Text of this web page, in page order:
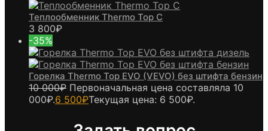
Теплообменник Thermo Top C
3 800₽
-35%
Горелка Thermo Top EVO (VEVO) без штифта бензин
10 000₽ Первоначальная цена составляла 10
000₽.6 500₽Текущая цена: 6 500₽.